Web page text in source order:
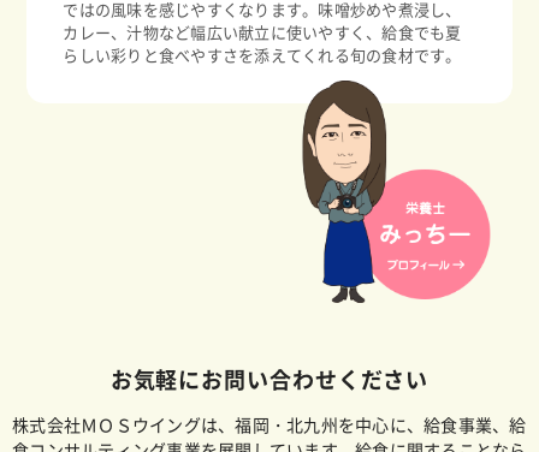
ではの風味を感じやすくなります。味噌炒めや煮浸し、
カレー、汁物など幅広い献立に使いやすく、給食でも夏
らしい彩りと食べやすさを添えてくれる旬の食材です。
お気軽にお問い合わせください
株式会社ＭＯＳウイングは、福岡・北九州を中心に、給食事業、給